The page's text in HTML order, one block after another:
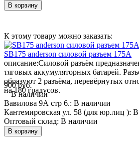
В корзину
К этому товару можно заказать:
SB175 anderson силовой разъем 175А
описание:Силовой разъём
тяговых аккумуляторных батарей.
образуют 2 разъёма, перевёрнутых
на 180 градусов.
900 руб.
В наличии
Вавилова 9А стр 6.: В наличии
Кантемировская ул. 58 (для юр.лиц ): В
Оптовый склад: В наличии
В корзину